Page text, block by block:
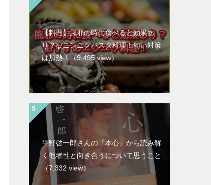
【料理】風邪の時に食べると効果あ
り？なニンニクパスタ料理！匂い対策
は加熱！ （9,495 view）
平野啓一郎さんの『本心』から読み解
く他者性と向き合うについて思うこと
（7,332 view）